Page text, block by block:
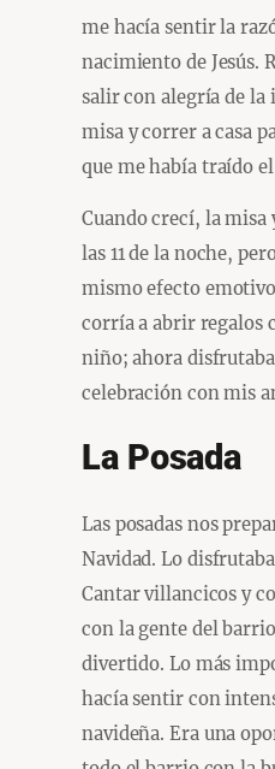
me hacía sentir la
nacimiento de Jesús.
salir con alegría de la
misa y correr a casa
que me había traído
Cuando crecí, la misa
las 11 de la noche,
mismo efecto
corría a abrir regalos
niño; ahora
celebración con mis
La Posada
Las posadas nos
Navidad. Lo
Cantar villancicos y
con la gente del
divertido. Lo más
hacía sentir con
navideña. Era una